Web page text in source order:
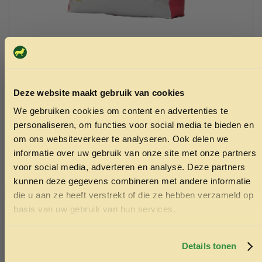
Deze website maakt gebruik van cookies
We gebruiken cookies om content en advertenties te
personaliseren, om functies voor social media te bieden en
om ons websiteverkeer te analyseren. Ook delen we
informatie over uw gebruik van onze site met onze partners
voor social media, adverteren en analyse. Deze partners
kunnen deze gegevens combineren met andere informatie
die u aan ze heeft verstrekt of die ze hebben verzameld op
basis van uw gebruik van hun services.
Details tonen
Garvo schapenbrok basis (5mm) 20kg 5073
13.90
Kom naar onze
Dierenspeciaalzaak
ONTVANG 5% KORTING OP
JE EERSTE BESTELLING!
Ontvang korting
Door je in te schrijven ga je akkoord met het ontvangen van